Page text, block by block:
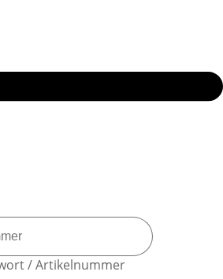
/ Artikelnummer